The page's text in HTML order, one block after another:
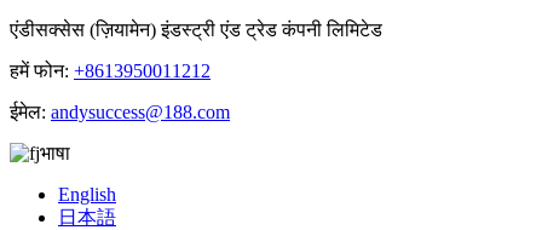
एंडीसक्सेस (ज़ियामेन) इंडस्ट्री एंड ट्रेड कंपनी लिमिटेड
हमें फोन: +8613950011212
ईमेल: andysuccess@188.com
भाषा
English
日本語